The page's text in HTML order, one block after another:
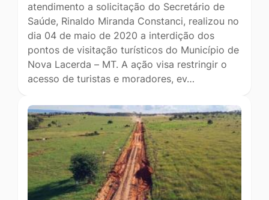
atendimento a solicitação do Secretário de
Saúde, Rinaldo Miranda Constanci, realizou no
dia 04 de maio de 2020 a interdição dos
pontos de visitação turísticos do Município de
Nova Lacerda – MT. A ação visa restringir o
acesso de turistas e moradores, ev…